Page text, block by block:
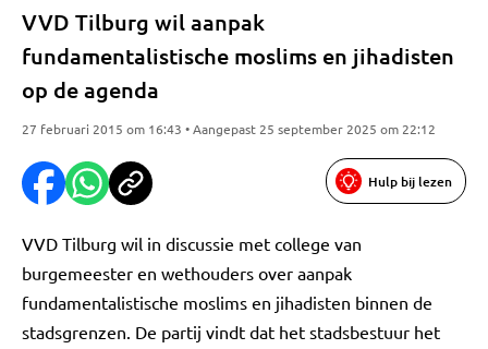
VVD Tilburg wil aanpak
fundamentalistische moslims en jihadisten
op de agenda
27 februari 2015 om 16:43 • Aangepast 25 september 2025 om 22:12
Hulp bij lezen
VVD Tilburg wil in discussie met college van
burgemeester en wethouders over aanpak
fundamentalistische moslims en jihadisten binnen de
stadsgrenzen. De partij vindt dat het stadsbestuur het